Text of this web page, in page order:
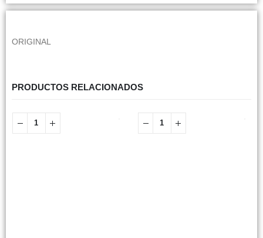
ORIGINAL
PRODUCTOS RELACIONADOS